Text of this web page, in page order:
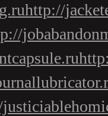
http://